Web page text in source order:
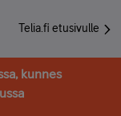
Telia.fi etusivulle
kunnes